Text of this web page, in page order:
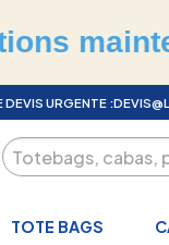
URGENTE :
TOTE BAGS